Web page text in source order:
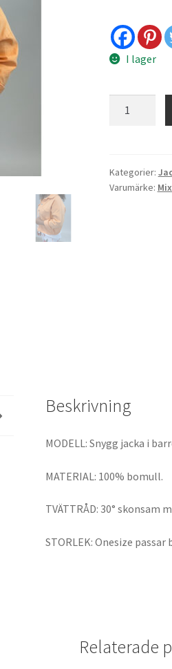
I lager
mängd
Kategorier:
Varumärke:
Beskrivning
MODELL: Snygg jacka i
MATERIAL: 100% bomull.
TVÄTTRÅD: 30°
STORLEK: Onesize passar
Relaterade